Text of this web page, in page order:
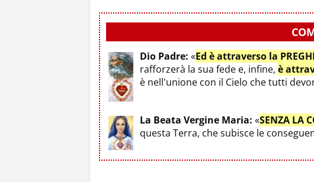
Dio Padre: «Ed è attraverso la
rafforzerà la sua fede e, infine, è
è nell'unione con il Cielo che tutti
La Beata Vergine Maria: «SENZA LA
questa Terra, che subisce le